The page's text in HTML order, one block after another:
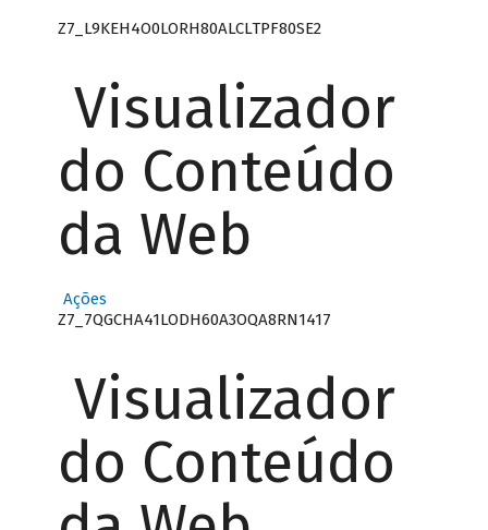
Z7_L9KEH4O0LORH80ALCLTPF80SE2
Visualizador
do Conteúdo
da Web
Ações
Z7_7QGCHA41LODH60A3OQA8RN1417
Visualizador
do Conteúdo